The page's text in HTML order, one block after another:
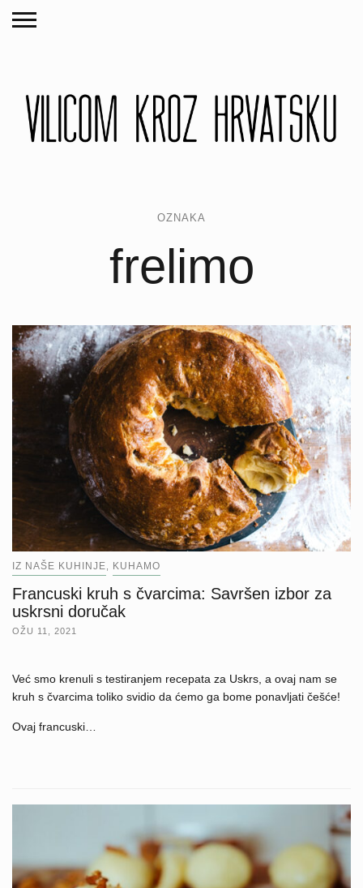
OZNAKA
frelimo
IZ NAŠE KUHINJE KUHAMO
Francuski kruh s čvarcima: Savršen izbor za
uskrsni doručak
OŽU 11, 2021
Već smo krenuli s testiranjem recepata za Uskrs, a ovaj nam se
kruh s čvarcima toliko svidio da ćemo ga bome ponavljati češće!
Ovaj francuski…